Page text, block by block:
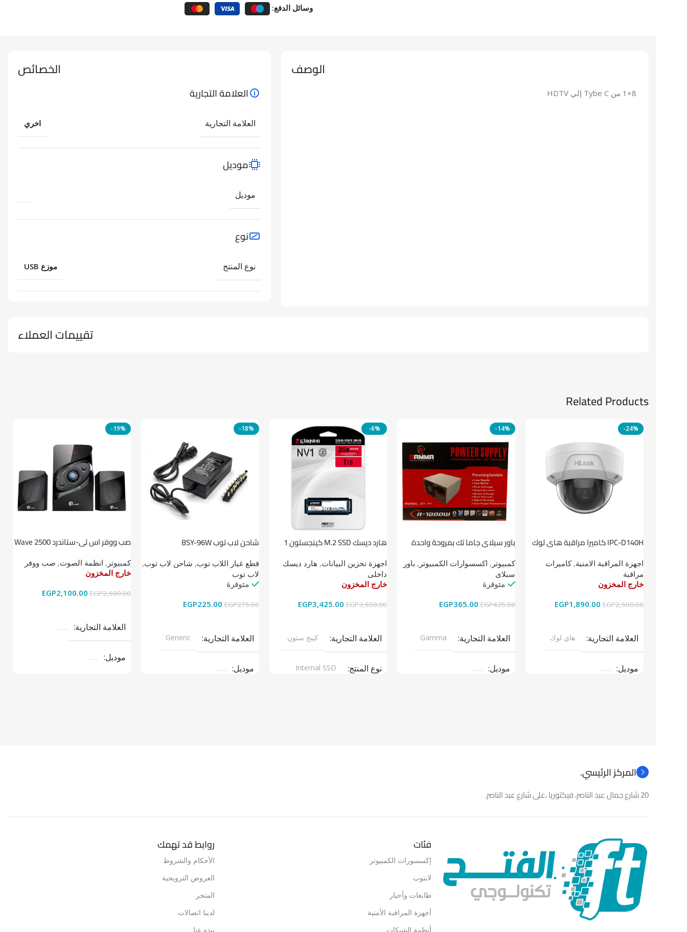
وسائل الدفع:
الوصف الخصائص
العلامة التجارية
العلامة التجارية اخري
موديل
موديل
نوع
نوع المنتج موزع USB
تقييمات العملاء
Related Products
-24%
IPC-D140H كاميرا مراقبة هاى لوك
اجهزة المراقبة الامنية,كاميرات
مراقبة
خارج المخزون
EGP2,500.00
EGP1,890.00
العلامة التجارية هاي لوك
موديل
-14%
باور سبلاي جاما تك بمروحة واحدة
كمبيوتر , اكسسوارات الكمبيوتر , باور
سبلاى
متوفرة
EGP425.00
EGP365.00
العلامة التجارية Gamma
موديل
-6%
هارد ديسك M.2 SSD كينجستون 1
اجهزة تخزين البيانات, هارد ديسك
داخلى
خارج المخزون
EGP3,650.00
EGP3,425.00
العلامة التجارية كينج ستون
نوع المنتج Internal SSD
-18%
شاحن لاب توب BSY-96W
قطع غيار اللاب توب, شاحن لاب توب,
لاب توب
متوفرة
EGP275.00
EGP225.00
العلامة التجارية Generic
موديل
-19%
صب ووفر اس تي-ستاندرد Wave 2500
كمبيوتر , انظمة الصوت, صب ووفر
خارج المخزون
EGP2,600.00
EGP2,100.00
العلامة التجارية
موديل
المركز الرئيسي.
20 شارع جمال عبد الناصر، فيكتوريا ،على شارع عبد الناصر.
فئات
إكسسورات الكمبيوتر
لابتوب
طابعات وأحبار
أجهزة المراقبة الأمنية
أنظمة الشبكات
روابط قد تهمك
الأحكام والشروط
العروض الترويجية
المتجر
لدينا اتصالات
نبذه عنا